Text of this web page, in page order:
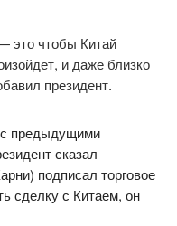
это чтобы Китай
и даже близко
президент.
с предыдущими
сказал
подписал торговое
сделку с Китаем, он